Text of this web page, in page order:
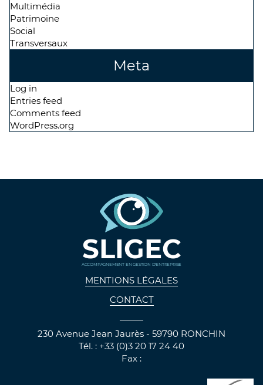
Multimédia
Patrimoine
Social
Transversaux
Meta
Log in
Entries feed
Comments feed
WordPress.org
SLIGEC
ACCOMPAGNEMENT EN GESTION D'ENTREPRISE
MENTIONS LÉGALES
CONTACT
230 Avenue Jean Jaurès - 59790 RONCHIN
Tél. : +33 (0)3 20 17 24 40
Fax :